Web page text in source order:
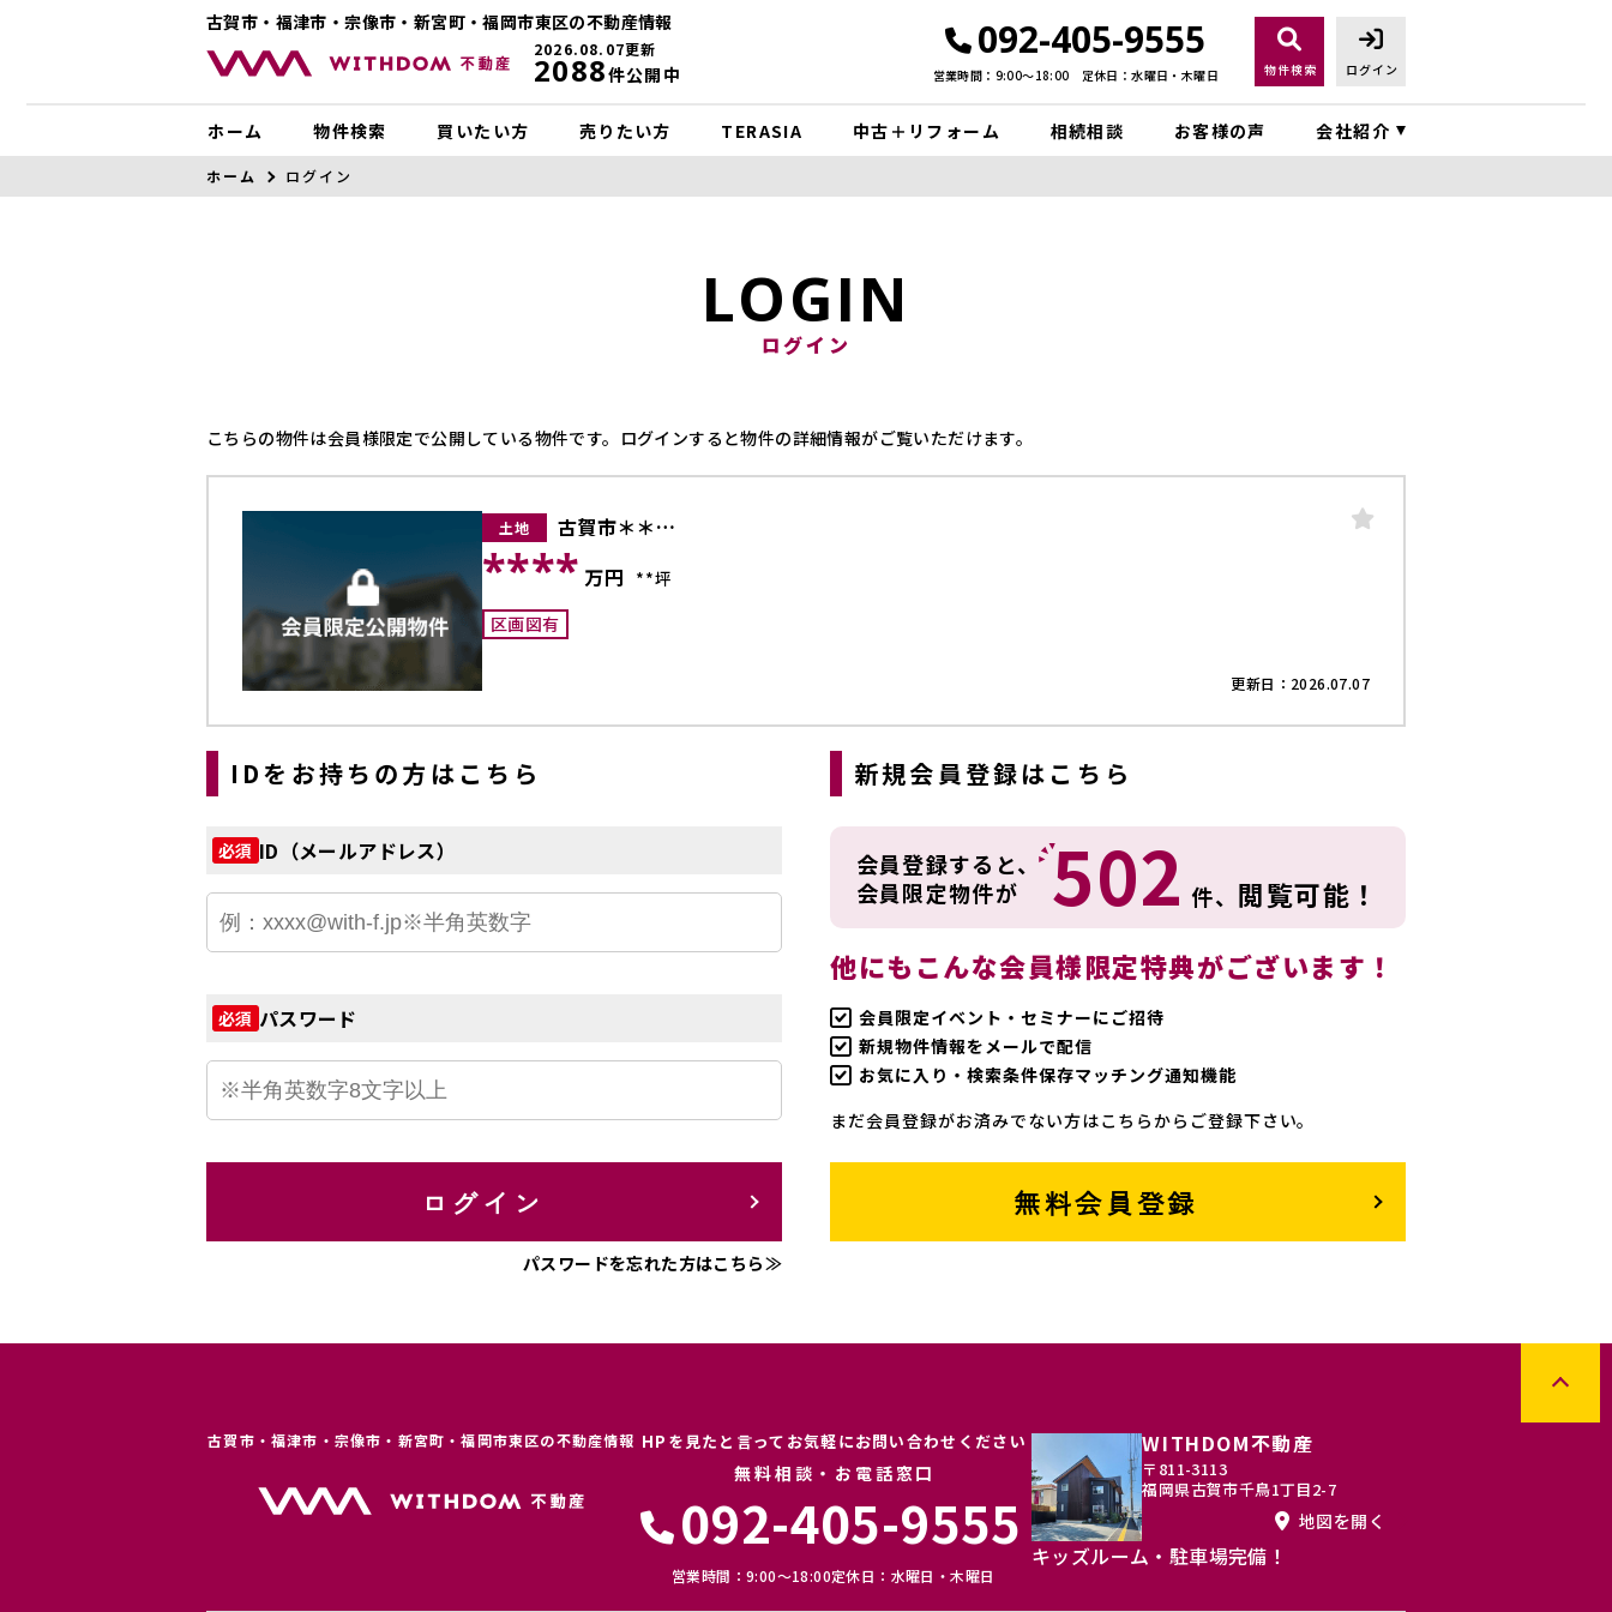
古賀市・福津市・宗像市・新宮町・福岡市東区の不動産情報
2088件公開中
2026.08.07更新 092-405-9555
営業時間：9:00〜18:00 定休日：水曜日・木曜日 物件検索 ログイン
ホーム 物件検索 買いたい方 売りたい方 TERASIA 中古＋リフォーム 相続相談 お客様の声 会社紹介
ホーム ログイン
LOGIN
ログイン
こちらの物件は会員様限定で公開している物件です。ログインすると物件の詳細情報がご覧いただけます。
土地 古賀市＊＊＊
＊
**** 万円 **坪
区画図有
更新日：2026.07.07
IDをお持ちの方はこちら
必須 ID（メールアドレス）
必須 パスワード
ログイン
パスワードを忘れた方はこちら≫
新規会員登録はこちら
会員登録すると、
会員限定物件が
502 件、 閲覧可能！
他にもこんな会員様限定特典がございます！
会員限定イベント・セミナーにご招待
新規物件情報をメールで配信
お気に入り・検索条件保存マッチング通知機能
まだ会員登録がお済みでない方はこちらからご登録下さい。
無料会員登録
古賀市・福津市・宗像市・新宮町・福岡市東区の不動産情報 HPを見たと言ってお気軽にお問い合わせください
無料相談・お電話窓口
092-405-9555
営業時間：9:00〜18:00定休日：水曜日・木曜日
WITHDOM不動産
〒811-3113
福岡県古賀市千鳥1丁目2-7
地図を開く
キッズルーム・駐車場完備！